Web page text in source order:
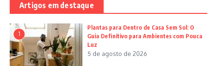
Artigos em destaque
1
Plantas para Dentro de Casa Sem Sol: O
Guia Definitivo para Ambientes com Pouca
Luz
5 de agosto de 2026